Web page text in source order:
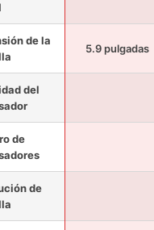
de la
5.9 pulgadas
del
de
de